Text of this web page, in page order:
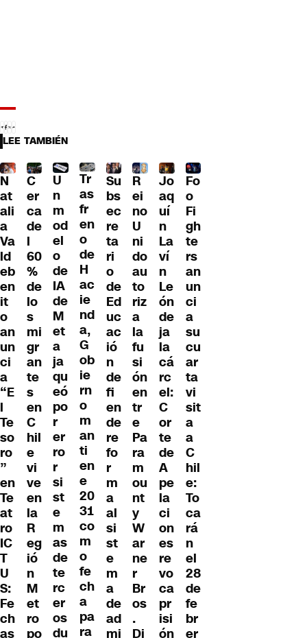
LEE TAMBIÉN
N
at
ali
a
Va
ld
eb
en
it
o
an
un
ci
a
“E
l
Te
so
ro
”
en
Te
at
ro
IC
T
U
S:
Fe
ch
as
C
er
ca
de
l
60
%
de
lo
s
mi
gr
an
te
s
en
C
hil
e
vi
ve
en
la
R
eg
ió
n
M
et
ro
po
U
n
m
od
el
o
de
IA
de
M
et
a
ja
qu
eó
po
r
er
ro
r
si
st
e
m
as
de
te
rc
er
os
du
Tr
as
fr
en
o
de
H
ac
ie
nd
a,
G
ob
ie
rn
o
m
an
ti
en
e
20
31
co
m
o
fe
ch
a
pa
ra
Su
bs
ec
re
ta
ri
o
de
Ed
uc
ac
ió
n
de
fi
en
de
re
fo
r
m
a
al
si
st
e
m
a
de
ad
mi
R
ei
no
U
ni
do
au
to
riz
a
la
fu
si
ón
en
tr
e
Pa
ra
m
ou
nt
y
W
ar
ne
r
Br
os
.
Di
Jo
aq
uí
n
La
ví
n
Le
ón
de
ja
la
cá
rc
el:
C
or
te
de
A
pe
la
ci
on
es
re
vo
ca
pr
isi
ón
Fo
o
Fi
gh
te
rs
an
un
ci
a
su
cu
ar
ta
vi
sit
a
a
C
hil
e:
To
ca
rá
n
el
28
de
fe
br
er